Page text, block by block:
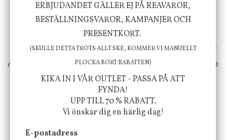
välbefinnande för dig och ditt hem! Med
inspiration från naturen och dess färgpalett
erbjuder vi omsorgsfullt utvalda produkter som
ökar trivsel i ditt hem och ger det lilla extra för
att öka ditt välmående!
FÖLJ OSS PÅ INSTAGRAM @JBHOME
ERBJUDANDET GÄLLER EJ PÅ REAVAROR,
BESTÄLLNINGSVAROR, KAMPANJER OCH
PRESENTKORT.
(SKULLE DETTA TROTS ALLT SKE, KOMMER VI MANUELLT
PLOCKA BORT RABATTEN)
KIKA IN I VÅR OUTLET - PASSA PÅ ATT
FYNDA!
UPP TILL 70 % RABATT.
Vi önskar dig en härlig dag!
E-postadress